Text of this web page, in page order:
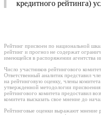
кредитного рейтинга)
Рейтинг присвоен по национальной
рейтинг и прогноз не содержат
имеющейся в распоряжении агентства
Число участников рейтингового
Ответственный аналитик представил
на рейтинговую оценку, члены
утвержденной методологии
рейтингового комитета предоставил
комитета высказать свое мнение до
Рейтинговые оценки выражают мнение